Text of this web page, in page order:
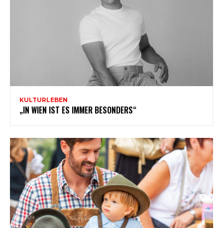
KULTURLEBEN
„IN WIEN IST ES IMMER BESONDERS“